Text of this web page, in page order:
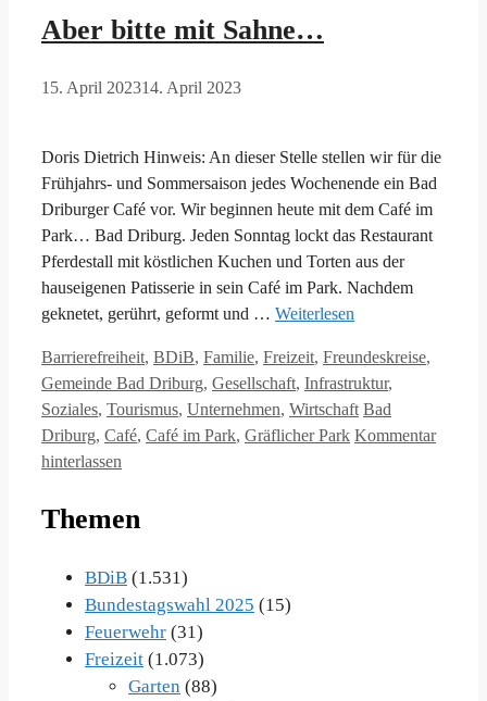
Aber bitte mit Sahne…
15. April 202314. April 2023
Doris Dietrich Hinweis: An dieser Stelle stellen wir für die
Frühjahrs- und Sommersaison jedes Wochenende ein Bad
Driburger Café vor. Wir beginnen heute mit dem Café im
Park… Bad Driburg. Jeden Sonntag lockt das Restaurant
Pferdestall mit köstlichen Kuchen und Torten aus der
hauseigenen Patisserie in sein Café im Park. Nachdem
geknetet, gerührt, geformt und … Weiterlesen
Kategorien
Barrierefreiheit, BDiB, Familie, Freizeit, Freundeskreise,
Gemeinde Bad Driburg, Gesellschaft, Infrastruktur,
Soziales, Tourismus, Unternehmen, Wirtschaft Schlagwörter
Bad
Driburg, Café, Café im Park, Gräflicher Park Kommentar
hinterlassen
Themen
BDiB (1.531)
Bundestagswahl 2025 (15)
Feuerwehr (31)
Freizeit (1.073)
Garten (88)